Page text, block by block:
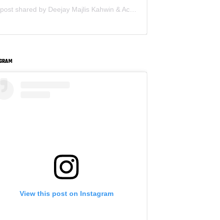
A post shared by Deejay Majlis Kahwin & Acara Korporat - Sewa PA System (@deejay.kahwin)
View this post on Instagram